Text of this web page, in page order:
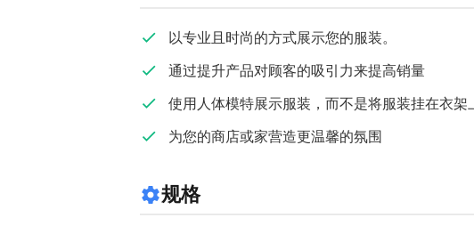
以专业且时尚的方式展示您的服装。
通过提升产品对顾客的吸引力来提高销量
使用人体模特展示服装，而不是将服装挂在衣架
为您的商店或家营造更温馨的氛围
规格